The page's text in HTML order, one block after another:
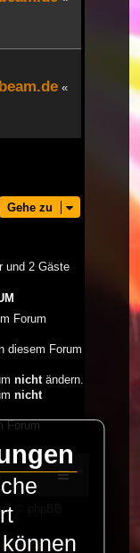
«
Gehe zu
und 2 Gäste
Forum
diesem Forum
nicht ändern.
nicht
Forum
© phpBB